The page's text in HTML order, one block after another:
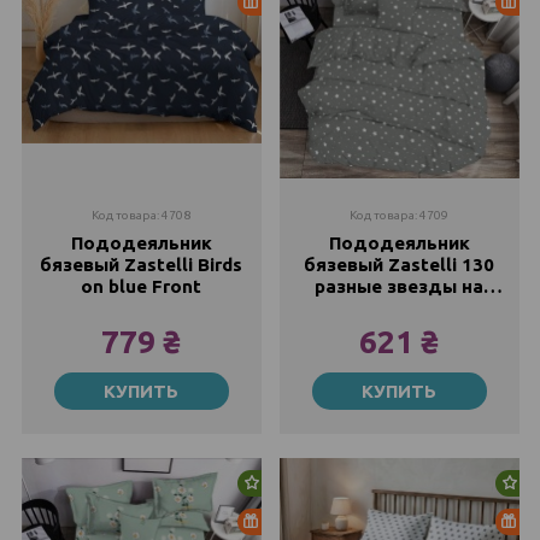
Код товара: 4708
Пододеяльник
бязевый Zastelli Birds
on blue Front
779 ₴
145х210
Закончился
779 ₴
КУПИТЬ
Код товара: 4709
Пододеяльник
бязевый Zastelli 130
разные звезды на
621 ₴
145х210
Закончился
621 ₴
КУПИТЬ
Распродажа